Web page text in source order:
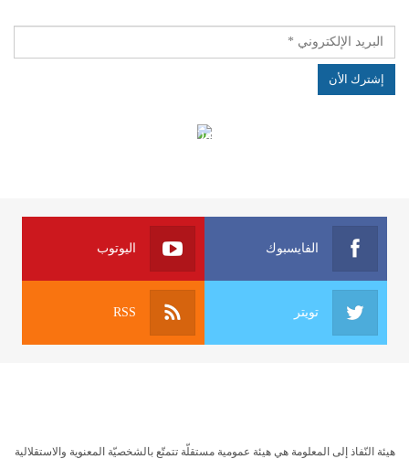
الهياكل الخاضعة لقانون النفاذ إلى المعلومة
الفايسبوك اليوتوب
تويتر RSS
هيئة النّفاذ إلى المعلومة هي هيئة عمومية مستقلّة تتمتّع بالشخصيّة المعنوية والاستقلالية